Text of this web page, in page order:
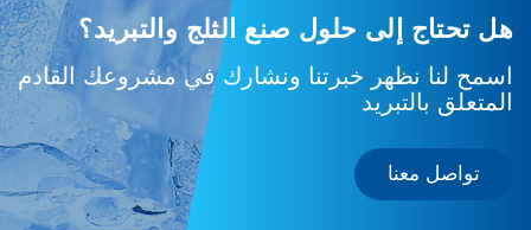
هل تحتاج إلى حلول صنع الثلج والتبريد؟
اسمح لنا نظهر خبرتنا ونشارك في مشروعك القادم
المتعلق بالتبريد
تواصل معنا